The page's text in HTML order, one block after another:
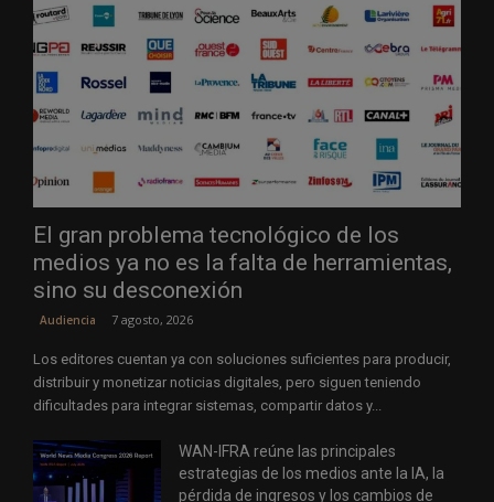
El gran problema tecnológico de los
medios ya no es la falta de herramientas,
sino su desconexión
Audiencia 7 agosto, 2026
Los editores cuentan ya con soluciones suficientes para producir,
distribuir y monetizar noticias digitales, pero siguen teniendo
dificultades para integrar sistemas, compartir datos y...
WAN-IFRA reúne las principales
estrategias de los medios ante la IA, la
pérdida de ingresos y los cambios de